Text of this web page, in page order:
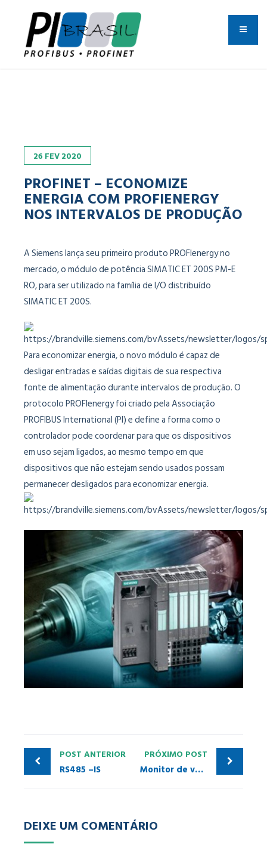
26 FEV2020
PROFINET – ECONOMIZE
ENERGIA COM PROFIENERGY
NOS INTERVALOS DE PRODUÇÃO
A Siemens lança seu primeiro produto PROFIenergy no
mercado, o módulo de potência SIMATIC ET 200S PM-E
RO, para ser utilizado na família de I/O distribuído
SIMATIC ET 200S.
Para economizar energia, o novo módulo é capaz de
desligar entradas e saídas digitais de sua respectiva
fonte de alimentação durante intervalos de produção. O
protocolo PROFIenergy foi criado pela Associação
PROFIBUS International (PI) e define a forma como o
controlador pode coordenar para que os dispositivos
em uso sejam ligados, ao mesmo tempo em que
dispositivos que não estejam sendo usados possam
permanecer desligados para economizar energia.
POST ANTERIOR
RS485 –IS
PRÓXIMO POST
Monitor de válvulas AS-i Inteligente Sense
DEIXE UM COMENTÁRIO